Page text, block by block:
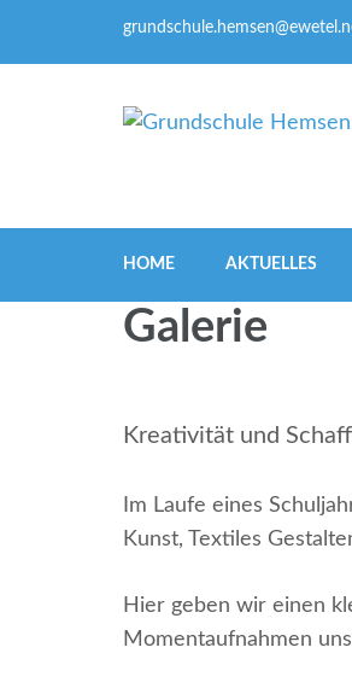
HOME AKTUELLES
Galerie
Kreativität und
Im Laufe eines
Kunst, Textiles
Hier geben wir einen
Momentaufnahmen